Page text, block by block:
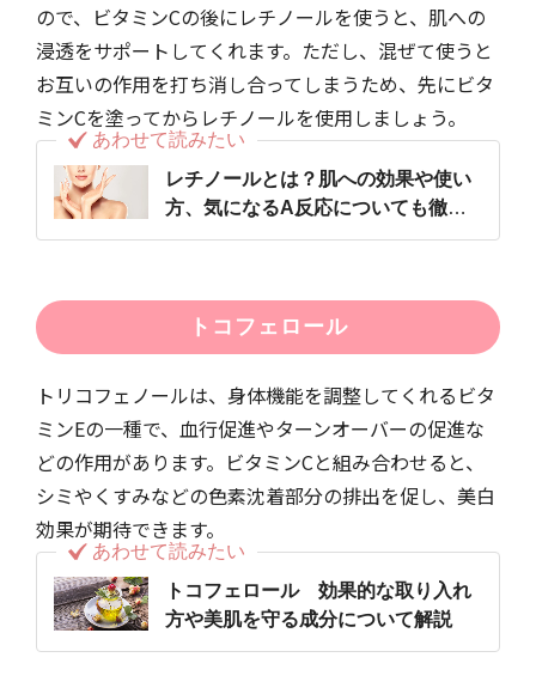
ので、ビタミンCの後にレチノールを使うと、肌への
浸透をサポートしてくれます。ただし、混ぜて使うと
お互いの作用を打ち消し合ってしまうため、先にビタ
ミンCを塗ってからレチノールを使用しましょう。
あわせて読みたい
レチノールとは？肌への効果や使い
方、気になるA反応についても徹底
解説！
トコフェロール
トリコフェノールは、身体機能を調整してくれるビタ
ミンEの一種で、血行促進やターンオーバーの促進な
どの作用があります。ビタミンCと組み合わせると、
シミやくすみなどの色素沈着部分の排出を促し、美白
効果が期待できます。
あわせて読みたい
トコフェロール 効果的な取り入れ
方や美肌を守る成分について解説